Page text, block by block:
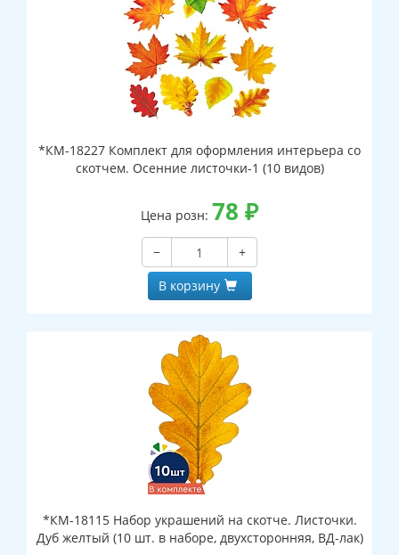
*КМ-18227 Комплект для оформления интерьера со
скотчем. Осенние листочки-1 (10 видов)
Цена розн: 78 ₽
−
+
В корзину
*КМ-18115 Набор украшений на скотче. Листочки.
Дуб желтый (10 шт. в наборе, двухсторонняя, ВД-лак)